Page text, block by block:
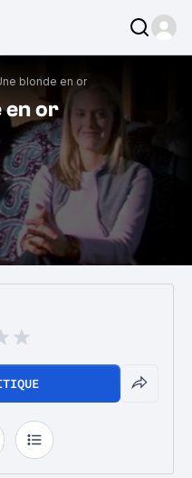
blonde en or
en or